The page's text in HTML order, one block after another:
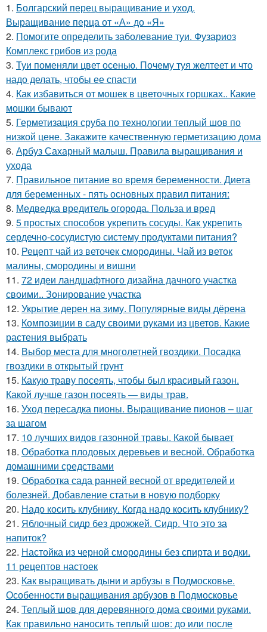
1. Болгарский перец выращивание и уход.
Выращивание перца от «А» до «Я»
2. Помогите определить заболевание туи. Фузариоз
Комплекс грибов из рода
3. Туи поменяли цвет осенью. Почему туя желтеет и что
надо делать, чтобы ее спасти
4. Как избавиться от мошек в цветочных горшках.. Какие
мошки бывают
5. Герметизация сруба по технологии теплый шов по
низкой цене. Закажите качественную герметизацию дома
6. Арбуз Сахарный малыш. Правила выращивания и
ухода
7. Правильное питание во время беременности. Диета
для беременных - пять основных правил питания:
8. Медведка вредитель огорода. Польза и вред
9. 5 простых способов укрепить сосуды. Как укрепить
сердечно-сосудистую систему продуктами питания?
10. Рецепт чай из веточек смородины. Чай из веток
малины, смородины и вишни
11. 72 идеи ландшафтного дизайна дачного участка
своими.. Зонирование участка
12. Укрытие дерен на зиму. Популярные виды дёрена
13. Композиции в саду своими руками из цветов. Какие
растения выбрать
14. Выбор места для многолетней гвоздики. Посадка
гвоздики в открытый грунт
15. Какую траву посеять, чтобы был красивый газон.
Какой лучше газон посеять — виды трав.
16. Уход пересадка пионы. Выращивание пионов – шаг
за шагом
17. 10 лучших видов газонной травы. Какой бывает
18. Обработка плодовых деревьев и весной. Обработка
домашними средствами
19. Обработка сада ранней весной от вредителей и
болезней. Добавление статьи в новую подборку
20. Надо косить клубнику. Когда надо косить клубнику?
21. Яблочный сидр без дрожжей. Сидр. Что это за
напиток?
22. Настойка из черной смородины без спирта и водки.
11 рецептов настоек
23. Как выращивать дыни и арбузы в Подмосковье.
Особенности выращивания арбузов в Подмосковье
24. Теплый шов для деревянного дома своими руками.
Как правильно наносить теплый шов: до или после